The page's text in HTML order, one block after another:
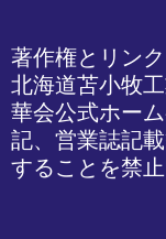
著作権とリンク
北海道苫小牧
華会公式ホー
記、営業誌記
することを禁止